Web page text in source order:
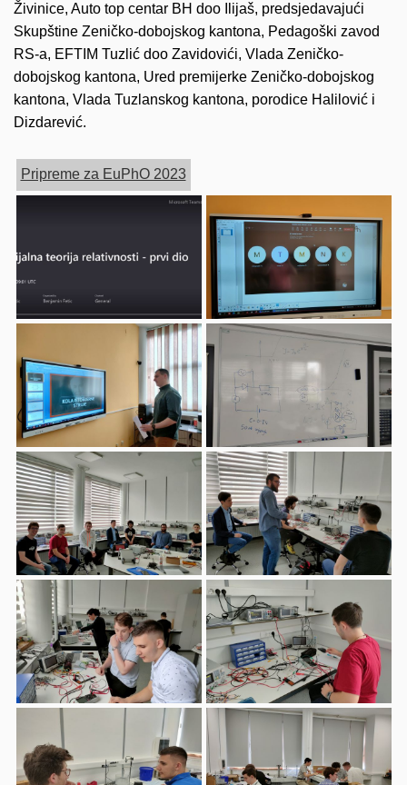
Živinice, Auto top centar BH doo Ilijaš, predsjedavajući
Skupštine Zeničko-dobojskog kantona, Pedagoški zavod
RS-a, EFTIM Tuzlić doo Zavidovići, Vlada Zeničko-
dobojskog kantona, Ured premijerke Zeničko-dobojskog
kantona, Vlada Tuzlanskog kantona, porodice Halilović i
Dizdarević.
Pripreme za EuPhO 2023